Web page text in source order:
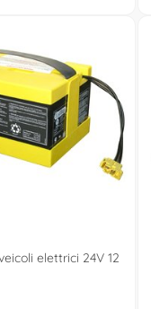
elettrici 24V 12